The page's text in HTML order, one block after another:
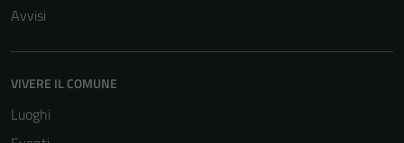
Avvisi
VIVERE IL COMUNE
Luoghi